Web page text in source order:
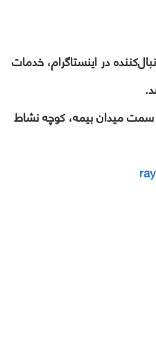
با بیش از 18,000 دنبال‌کننده در اینستاگرام، خدمات
میدان بیمه، کوچه نشاط